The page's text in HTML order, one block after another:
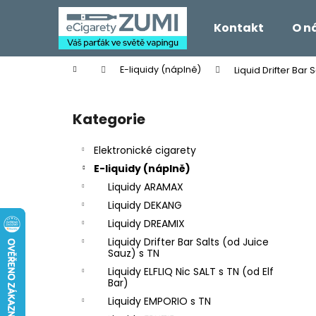
Kontakt O
Domů E-liquidy (náplně) Liquid Drifter Bar
Přeskočit
kategorie
Kategorie
Elektronické cigarety
E-liquidy (náplně)
Liquidy ARAMAX
Liquidy DEKANG
Liquidy DREAMIX
Liquidy Drifter Bar Salts (od Juice
Sauz) s TN
Liquidy ELFLIQ Nic SALT s TN (od Elf
Bar)
Liquidy EMPORIO s TN
í
Zpět
do
Zpět
do